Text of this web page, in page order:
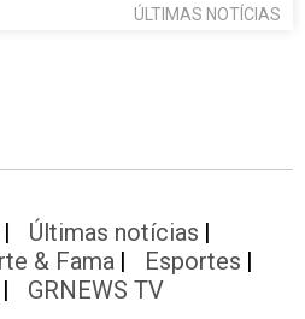
ÚLTIMAS NOTÍCIAS
Últimas notícias
& Fama
Esportes
GRNEWS TV